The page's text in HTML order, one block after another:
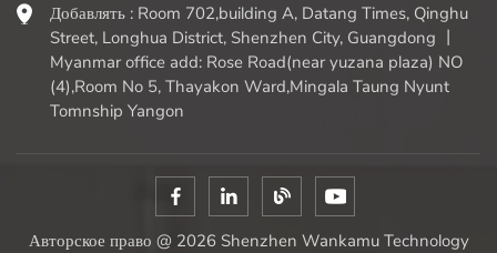
Добавлять : Room 702,building A, Datang Times, Qinghu
Street, Longhua District, Shenzhen City, Guangdong 丨
Myanmar office add: Rose Road(near yuzana plaza) NO
(4),Room No 5, Thayakon Ward,Mingala Taung Nyunt
Tomnship Yangon
Авторское право @ 2026 Shenzhen Wankamu Technology